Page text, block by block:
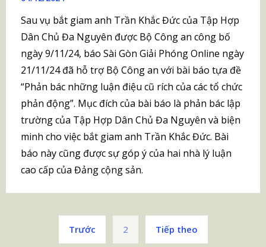
Sau vụ bắt giam anh Trần Khắc Đức của Tập Hợp
Dân Chủ Đa Nguyên được Bộ Công an công bố
ngày 9/11/24, báo Sài Gòn Giải Phóng Online ngày
21/11/24 đã hỗ trợ Bộ Công an với bài báo tựa đề
“Phản bác những luận điệu cũ rích của các tổ chức
phản động”. Mục đích của bài báo là phản bác lập
trường của Tập Hợp Dân Chủ Đa Nguyên và biện
minh cho việc bắt giam anh Trần Khắc Đức. Bài
báo này cũng được sự góp ý của hai nhà lý luận
cao cấp của Đảng cộng sản.
Phân
trang
Trước 2 Tiếp theo